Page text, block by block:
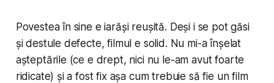
Povestea în sine e iarăși reușită. Deși i se pot găsi
și destule defecte, filmul e solid. Nu mi-a înșelat
așteptările (ce e drept, nici nu le-am avut foarte
ridicate) și a fost fix așa cum trebuie să fie un film